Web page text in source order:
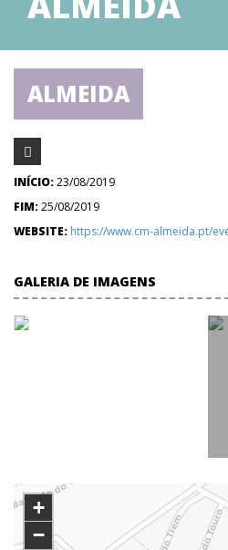
ALMEIDA
INÍCIO:23/08/2019
FIM:25/08/2019
WEBSITE: https://www.cm-almeida.pt/
GALERIA DE IMAGENS
+
−